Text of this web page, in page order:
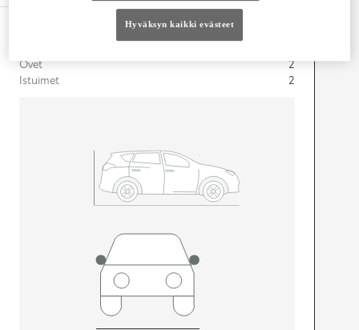
Ovet
2
Istuimet
2
Hyväksyn kaikki evästeet